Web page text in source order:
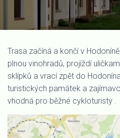
Trasa začíná a končí v
plnou vinohradů, projíždí
sklípků a vrací zpět do
turistických památek a
vhodná pro běžné cykloturisty .